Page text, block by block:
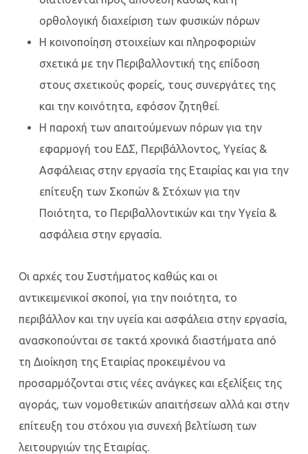
ορθολογική διαχείριση των φυσικών πόρων
Η κοινοποίηση στοιχείων και πληροφοριών
σχετικά με την Περιβαλλοντική της επίδοση
στους σχετικούς φορείς, τους συνεργάτες της
και την κοινότητα, εφόσον ζητηθεί.
Η παροχή των απαιτούμενων πόρων για την
εφαρμογή του ΕΔΣ, Περιβάλλοντος, Υγείας &
Ασφάλειας στην εργασία της Εταιρίας και για την
επίτευξη των Σκοπών & Στόχων για την
Ποιότητα, το Περιβαλλοντικών και την Υγεία &
ασφάλεια στην εργασία.
Οι αρχές του Συστήματος καθώς και οι
αντικειμενικοί σκοποί, για την ποιότητα, το
περιβάλλον και την υγεία και ασφάλεια στην εργασία,
ανασκοπούνται σε τακτά χρονικά διαστήματα από
τη Διοίκηση της Εταιρίας προκειμένου να
προσαρμόζονται στις νέες ανάγκες και εξελίξεις της
αγοράς, των νομοθετικών απαιτήσεων αλλά και στην
επίτευξη του στόχου για συνεχή βελτίωση των
λειτουργιών της Εταιρίας.